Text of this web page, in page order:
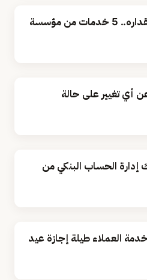
لصرف المعاش ومعرفة مقداره.. 5 خدمات من مؤسسة
أي تغيير على حالة
إدارة الحساب البنكي من
العملاء طيلة إجازة عيد